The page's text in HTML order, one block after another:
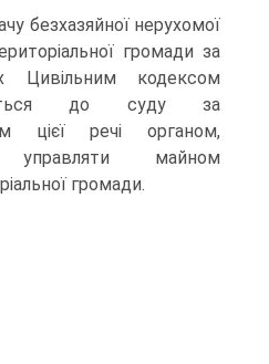
безхазяйної нерухомої
громади за
Цивільним кодексом
до суду за
цієї речі органом,
управляти майном
громади.